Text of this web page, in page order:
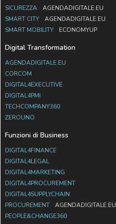
SICUREZZA
AGENDADIGITALE.EU
SMART CITY
AGENDADIGITALE.EU
SMART MOBILITY
ECONOMYUP
Digital Transformation
AGENDADIGITALE.EU
CORCOM
DIGITAL4EXECUTIVE
DIGITAL4PMI
TECHCOMPANY360
ZEROUNO
Funzioni di Business
DIGITAL4FINANCE
DIGITAL4LEGAL
DIGITAL4MARKETING
DIGITAL4PROCUREMENT
DIGITAL4SUPPLYCHAIN
PROCUREMENT
AGENDADIGITALE.EU
PEOPLE&CHANGE360